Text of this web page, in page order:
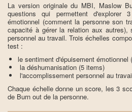
La version originale du MBI, Maslow
questions qui permettent d'explorer
émotionnel (comment la personne son
capacité à gérer la relation aux autres),
personnel au travail. Trois échelles
test :
le sentiment d'épuisement émotionnel
la déshumanisation (5 items)
l'accomplissement personnel au
Chaque échelle donne un score, les 3
de Burn out de la personne.